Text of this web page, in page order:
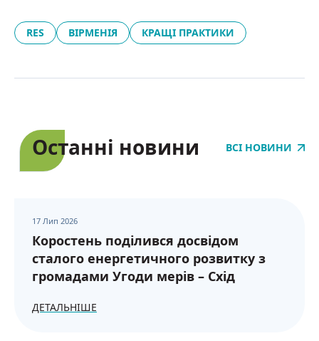
RES ВІРМЕНІЯ КРАЩІ ПРАКТИКИ
Останні новини ВСІ НОВИНИ
17 Лип 2026
Коростень поділився досвідом
сталого енергетичного розвитку з
громадами Угоди мерів – Схід
ДЕТАЛЬНІШЕ